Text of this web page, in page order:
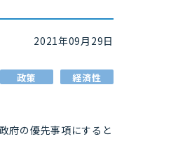
2021年09月29日
政策 経済性
府の優先事項にすると